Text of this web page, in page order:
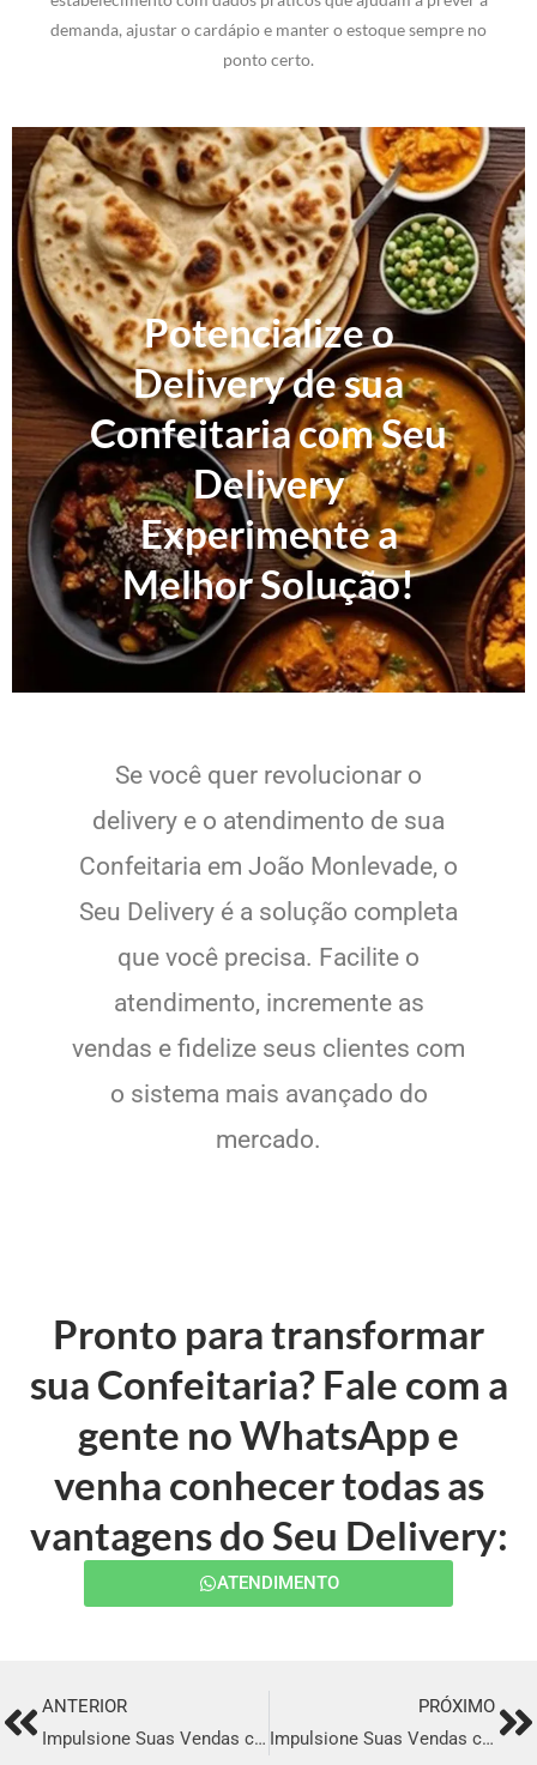
demanda, ajustar o cardápio e manter o estoque sempre no
ponto certo.
Potencialize o
Delivery de sua
Confeitaria com Seu
Delivery
Experimente a
Melhor Solução!
Se você quer revolucionar o
delivery e o atendimento de sua
Confeitaria em João Monlevade, o
Seu Delivery é a solução completa
que você precisa. Facilite o
atendimento, incremente as
vendas e fidelize seus clientes com
o sistema mais avançado do
mercado.
Pronto para transformar
sua Confeitaria? Fale com a
gente no WhatsApp e
venha conhecer todas as
vantagens do Seu Delivery:
ATENDIMENTO
PrevANTERIOR
Impulsione Suas Vendas com o Melhor Sistema de Delivery em Nova Serrana
PRÓXIMO
Impulsione Suas Vendas com o Melhor Sistema de Delivery em Picos